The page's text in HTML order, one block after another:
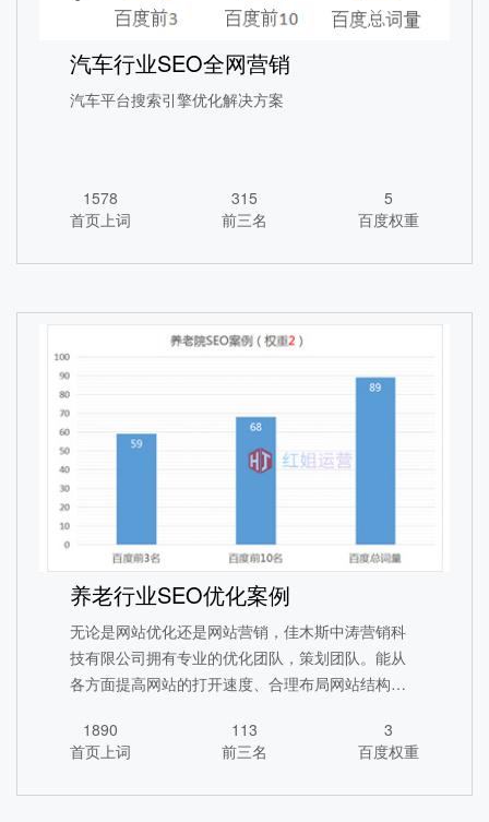
1365
260
汽车行业SEO全网营销
汽车平台搜索引擎优化解决方案
1578
首页上词
315
前三名
5
百度权重
1578
315
查看详情
养老行业SEO优化案例
无论是网站优化还是网站营销，佳木斯中涛营销科
技有限公司拥有专业的优化团队，策划团队。能从
各方面提高网站的打开速度、合理布局网站结构，
1890
首页上词
113
前三名
3
百度权重